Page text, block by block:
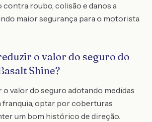
roubo, colisão e danos a
maior segurança para o motorista
o valor do seguro do
Shine?
o valor do seguro adotando medidas
franquia, optar por coberturas
um bom histórico de direção.